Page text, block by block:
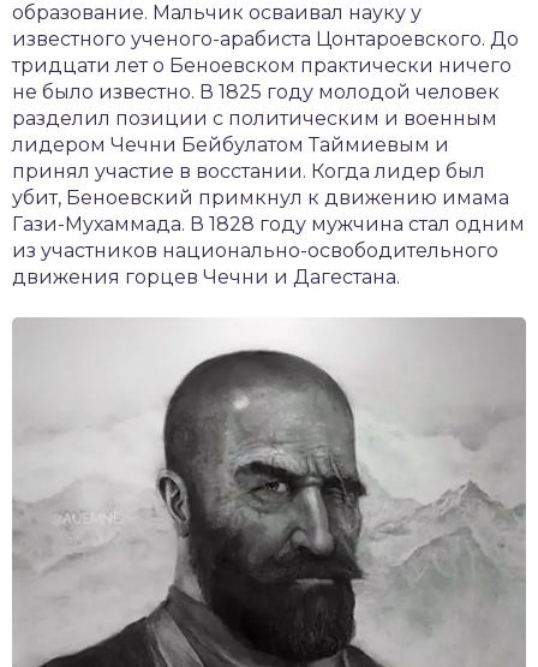
образование. Мальчик осваивал науку у
известного ученого-арабиста Цонтароевского. До
тридцати лет о Беноевском практически ничего
не было известно. В 1825 году молодой человек
разделил позиции с политическим и военным
лидером Чечни Бейбулатом Таймиевым и
принял участие в восстании. Когда лидер был
убит, Беноевский примкнул к движению имама
Гази-Мухаммада. В 1828 году мужчина стал одним
из участников национально-освободительного
движения горцев Чечни и Дагестана.